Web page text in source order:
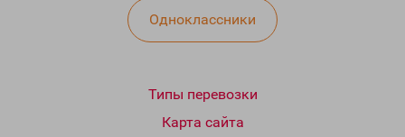
Одноклассники
Типы перевозки
Карта сайта